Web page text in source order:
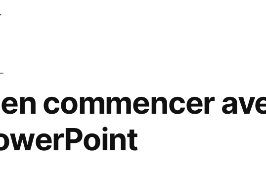
commencer